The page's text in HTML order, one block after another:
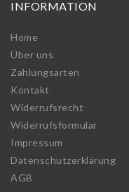
INFORMATION
Home
Über uns
Zahlungsarten
Kontakt
Widerrufs­recht
Widerrufs­formular
Impressum
Daten­schutz­erklärung
AGB